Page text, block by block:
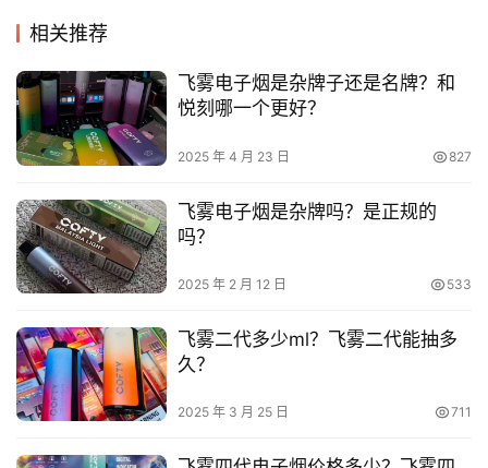
通
配
弹
标
系
列
相关推荐
飞雾电子烟是杂牌子还是名牌？和
悦刻哪一个更好？
2025 年 4 月 23 日 827
飞雾电子烟是杂牌吗？是正规的
吗？
2025 年 2 月 12 日 533
飞雾二代多少ml？飞雾二代能抽多
久？
2025 年 3 月 25 日 711